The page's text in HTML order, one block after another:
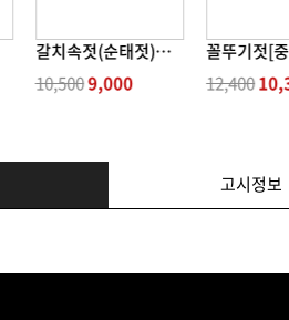
갈치속젓(순태젓)쌈장
10,5009,000
꼴뚜기젓[
12,400
고시정보